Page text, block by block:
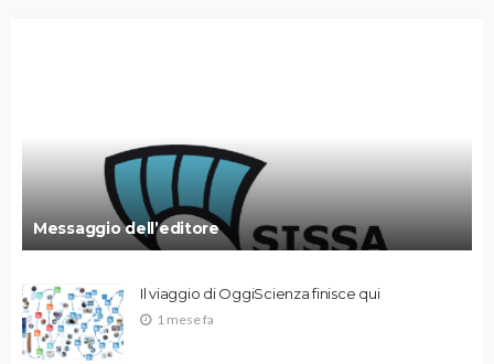
Messaggio dell’editore
Il viaggio di OggiScienza finisce qui
1 mese fa